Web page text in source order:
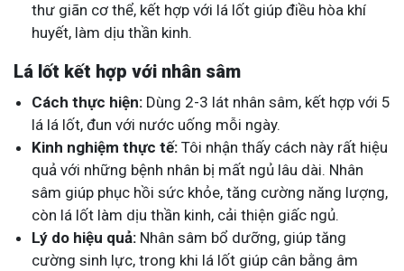
thư giãn cơ thể, kết hợp với lá lốt giúp điều hòa khí
huyết, làm dịu thần kinh.
Lá lốt kết hợp với nhân sâm
Cách thực hiện: Dùng 2-3 lát nhân sâm, kết hợp với 5
lá lá lốt, đun với nước uống mỗi ngày.
Kinh nghiệm thực tế: Tôi nhận thấy cách này rất hiệu
quả với những bệnh nhân bị mất ngủ lâu dài. Nhân
sâm giúp phục hồi sức khỏe, tăng cường năng lượng,
còn lá lốt làm dịu thần kinh, cải thiện giấc ngủ.
Lý do hiệu quả: Nhân sâm bổ dưỡng, giúp tăng
cường sinh lực, trong khi lá lốt giúp cân bằng âm